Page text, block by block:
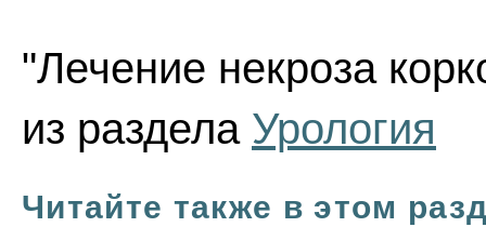
"Лечение некроза
из раздела Урология
Читайте также в этом